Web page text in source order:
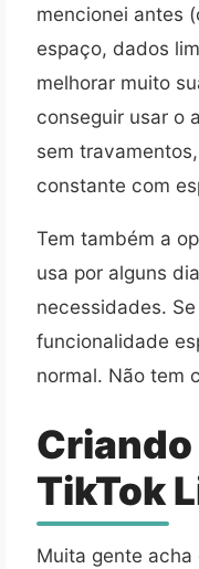
mencionei antes
espaço, dados
melhorar muito
conseguir usar o
sem
constante com
Tem também a
usa por alguns
necessidades.
funcionalidade
normal. Não tem
TikTok
Muita gente acha